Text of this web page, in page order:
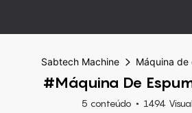
Sabtech Machine Máquina de
#Máquina De
5 conteúdo 1494